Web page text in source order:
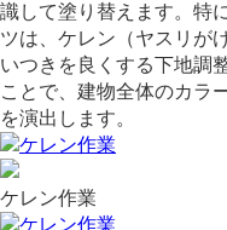
識して塗り替えます。特
ツは、ケレン（ヤスリが
いつきを良くする下地調
ことで、建物全体のカラ
を演出します。
ケレン作業